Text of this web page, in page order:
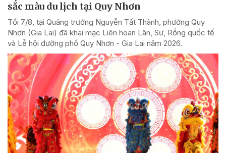
sắc màu du lịch tại Quy Nhơn
Tối 7/8, tại Quảng trường Nguyễn Tất Thành, phường Quy
Nhơn (Gia Lai) đã khai mạc Liên hoan Lân, Sư, Rồng quốc tế
và Lễ hội đường phố Quy Nhơn - Gia Lai năm 2026.